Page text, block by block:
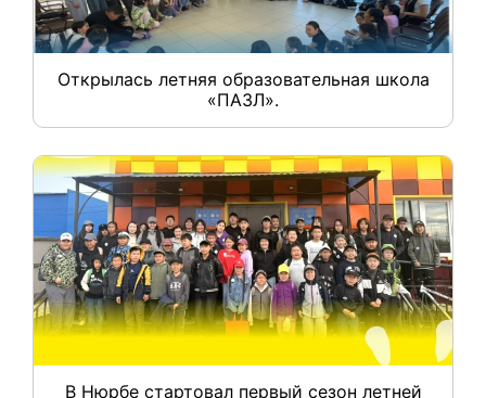
Открылась летняя образовательная школа
«ПАЗЛ».
В Нюрбе стартовал первый сезон летней